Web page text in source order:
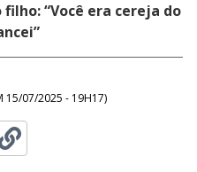
“Você era cereja do
15/07/2025 - 19H17)